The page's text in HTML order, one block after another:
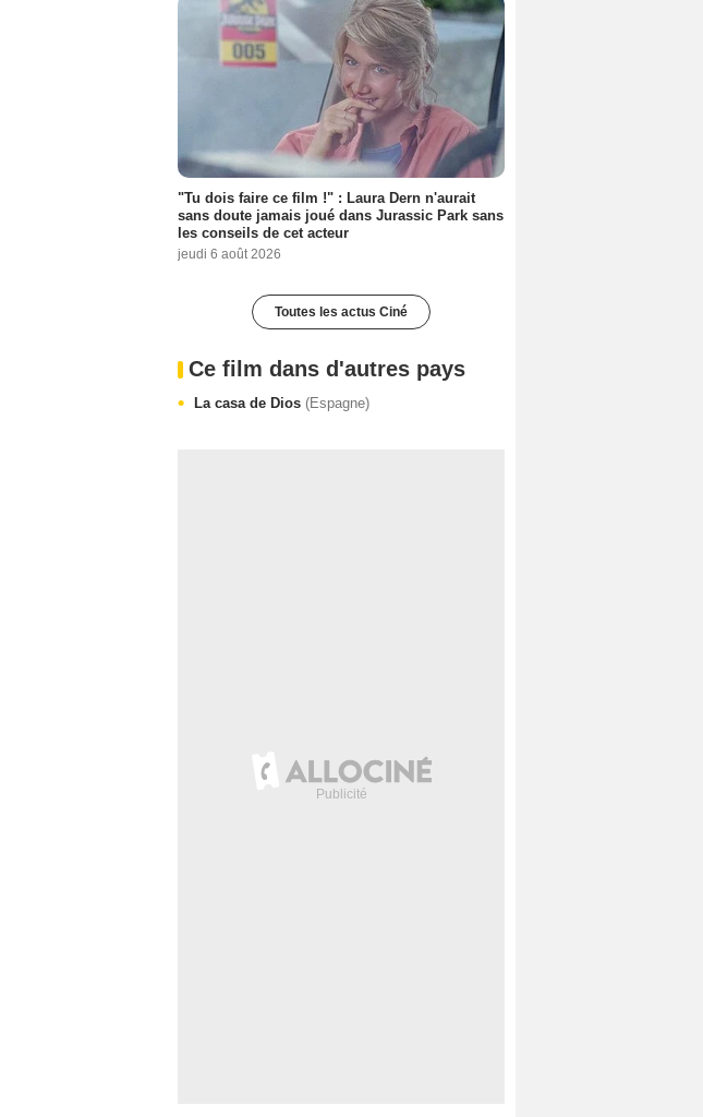
"Tu dois faire ce film !" : Laura Dern n'aurait
sans doute jamais joué dans Jurassic Park sans
les conseils de cet acteur
jeudi 6 août 2026
Toutes les actus Ciné
Ce film dans d'autres pays
La casa de Dios (Espagne)